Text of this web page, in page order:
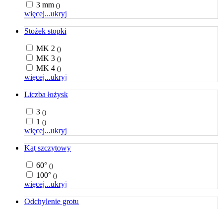
3 mm ()
więcej...ukryj
Stożek stopki
MK 2 ()
MK 3 ()
MK 4 ()
więcej...ukryj
Liczba łożysk
3 ()
1 ()
więcej...ukryj
Kąt szczytowy
60° ()
100° ()
więcej...ukryj
Odchylenie grotu